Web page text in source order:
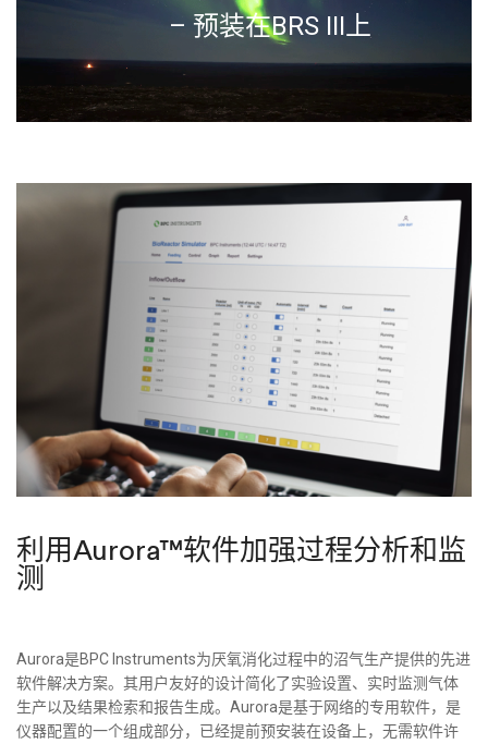
– 预装在BRS III上
利用Aurora™软件加强过程分析和监
测
Aurora是BPC Instruments为厌氧消化过程中的沼气生产提供的先进
软件解决方案。其用户友好的设计简化了实验设置、实时监测气体
生产以及结果检索和报告生成。Aurora是基于网络的专用软件，是
仪器配置的一个组成部分，已经提前预安装在设备上，无需软件许